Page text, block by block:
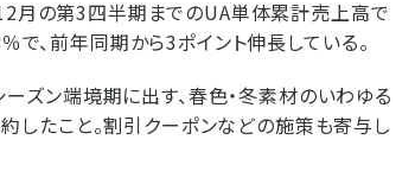
月の第3四半期までのUA単体累計売上高で
、前年同期から3ポイント伸長している。
ズン端境期に出す、春色・冬素材のいわゆる
したこと。割引クーポンなどの施策も寄与し